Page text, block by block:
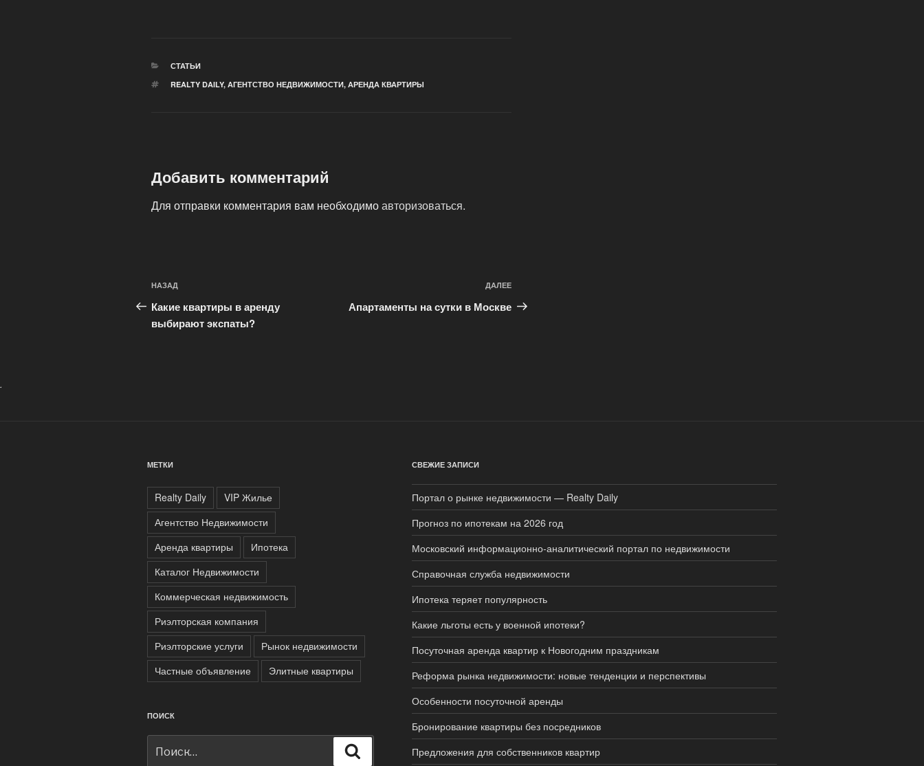
РУБРИКИ
СТАТЬИ
МЕТКИ
REALTY DAILY, АГЕНТСТВО НЕДВИЖИМОСТИ, АРЕНДА КВАРТИРЫ
Добавить комментарий
Для отправки комментария вам необходимоавторизоваться.
Навигация
по
записям
Предыдущая
запись:
НАЗАД
Какие квартиры в аренду
выбирают экспаты?
запись
ДАЛЕЕ
Апартаменты на сутки в Москве
.
МЕТКИ
Realty Daily
VIP Жилье
Агентство Недвижимости
Аренда квартиры
Ипотека
Каталог Недвижимости
Коммерческая недвижимость
Риэлторская компания
Риэлторские услуги
Рынок недвижимости
Частные объявление
Элитные квартиры
ПОИСК
СВЕЖИЕ ЗАПИСИ
Портал о рынке недвижимости — Realty Daily
Прогноз по ипотекам на 2026 год
Московский информационно-аналитический портал по недвижимости
Справочная служба недвижимости
Ипотека теряет популярность
Какие льготы есть у военной ипотеки?
Посуточная аренда квартир к Новогодним праздникам
Реформа рынка недвижимости: новые тенденции и перспективы
Особенности посуточной аренды
Бронирование квартиры без посредников
Предложения для собственников квартир